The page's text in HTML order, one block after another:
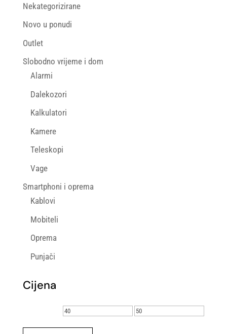
Nekategorizirane
Novo u ponudi
Outlet
Slobodno vrijeme i dom
Alarmi
Dalekozori
Kalkulatori
Kamere
Teleskopi
Vage
Smartphoni i oprema
Kablovi
Mobiteli
Oprema
Punjači
Cijena
Min
cijena
Maks